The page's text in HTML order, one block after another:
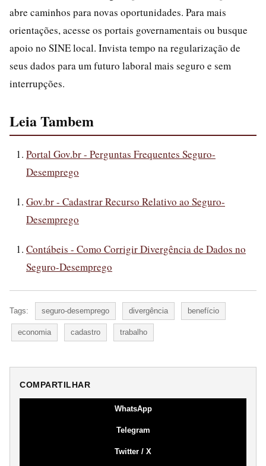
abre caminhos para novas oportunidades. Para mais
orientações, acesse os portais governamentais ou busque
apoio no SINE local. Invista tempo na regularização de
seus dados para um futuro laboral mais seguro e sem
interrupções.
Leia Tambem
Portal Gov.br - Perguntas Frequentes Seguro-
Desemprego
Gov.br - Cadastrar Recurso Relativo ao Seguro-
Desemprego
Contábeis - Como Corrigir Divergência de Dados no
Seguro-Desemprego
Tags: seguro-desemprego divergência benefício
economia cadastro trabalho
COMPARTILHAR
WhatsApp
Telegram
Twitter / X